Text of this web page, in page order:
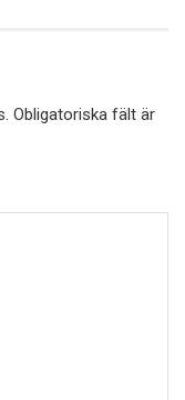
Obligatoriska fält är